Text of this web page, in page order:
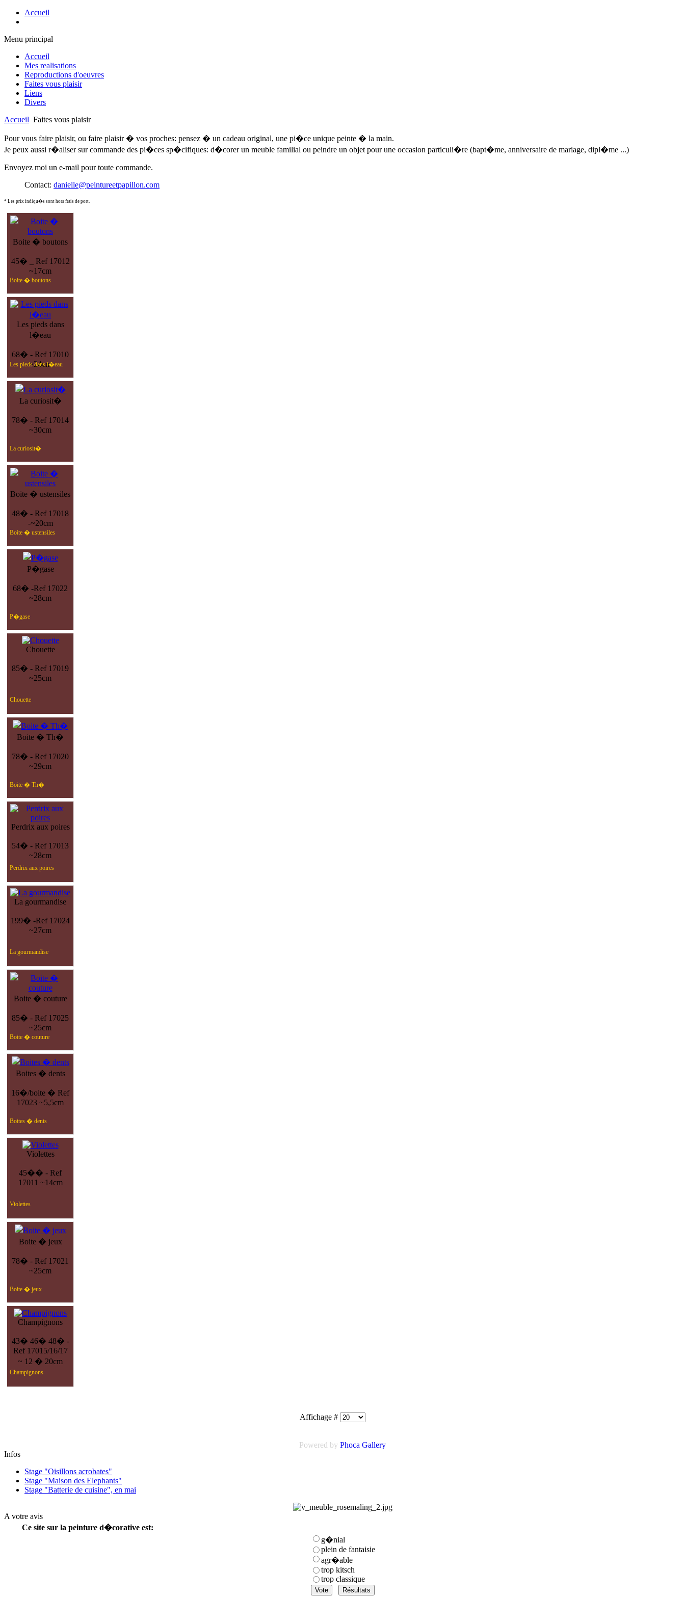
Accueil
Menu principal
Accueil
Mes realisations
Reproductions d'oeuvres
Faites vous plaisir
Liens
Divers
Accueil Faites vous plaisir
Pour vous faire plaisir, ou faire plaisir � vos proches: pensez � un cadeau original, une pi�ce unique peinte � la main.
Je peux aussi r�aliser sur commande des pi�ces sp�cifiques: d�corer un meuble familial ou peindre un objet pour une occasion particuli�re (bapt�me, anniversaire de mariage, dipl�me ...)
Envoyez moi un e-mail pour toute commande.
Contact: danielle@peintureetpapillon.com
* Les prix indiqu�s sont hors frais de port.
Boite � boutons
45� _ Ref 17012
~17cm
Boite � boutons
Les pieds dans
l�eau
68� - Ref 17010
~24cm
Les pieds dans l�eau
La curiosit�
78� - Ref 17014
~30cm
La curiosit�
Boite � ustensiles
48� - Ref 17018
-~20cm
Boite � ustensiles
P�gase
68� -Ref 17022
~28cm
P�gase
Chouette
85� - Ref 17019
~25cm
Chouette
Boite � Th�
78� - Ref 17020
~29cm
Boite � Th�
Perdrix aux poires
54� - Ref 17013
~28cm
Perdrix aux poires
La gourmandise
199� -Ref 17024
~27cm
La gourmandise
Boite � couture
85� - Ref 17025
~25cm
Boite � couture
Boites � dents
16�/boite � Ref
17023 ~5,5cm
Boites � dents
Violettes
45�� - Ref
17011 ~14cm
Violettes
Boite � jeux
78� - Ref 17021
~25cm
Boite � jeux
Champignons
43� 46� 48� -
Ref 17015/16/17
~ 12 � 20cm
Champignons
Affichage #
Powered by Phoca Gallery
Infos
Stage "Oisillons acrobates"
Stage "Maison des Elephants"
Stage "Batterie de cuisine", en mai
A votre avis
Ce site sur la peinture d�corative est:
g�nial
plein de fantaisie
agr�able
trop kitsch
trop classique